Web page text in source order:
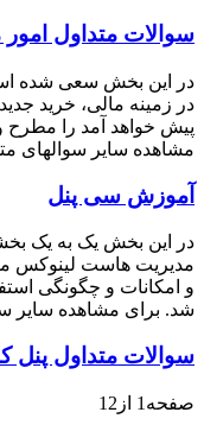
سوالات متداول
در این بخش سعی شده
در زمینه مالی، خرید
پیش خواهد آمد را مطرح و
مشاهده سایر سوالهای
آموزش سی پنل
در این بخش یک به یک
مدیریت هاست لینوکس
و امکانات و چگونگی
شد. برای مشاهده سایر
سوالات متداول پنل
صفحه1 از12